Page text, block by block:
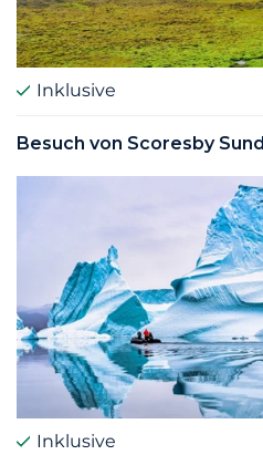
Inklusive
Besuch von Scoresby Sund
Inklusive